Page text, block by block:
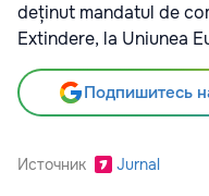
deținut mandatul de
Extindere, la Uniunea
Подпишитесь
Источник Jurnal